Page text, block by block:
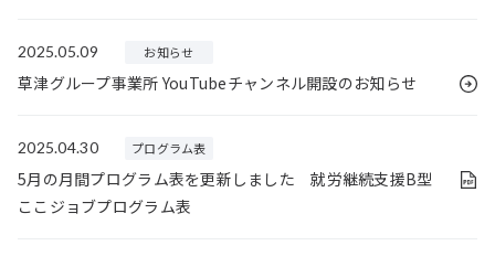
2025.05.09 お知らせ
草津グループ事業所 YouTubeチャンネル開設のお知らせ
2025.04.30 プログラム表
5月の月間プログラム表を更新しました 就労継続支援B型
ここジョブプログラム表